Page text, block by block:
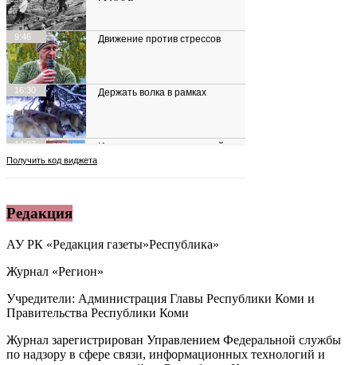
Редакция
АУ РК «Редакция газеты»Республика»
Журнал «Регион»
Учредители: Администрация Главы Республики Коми и
Правительства Республики Коми
Журнал зарегистрирован Управлением Федеральной службы
по надзору в сфере связи, информационных технологий и